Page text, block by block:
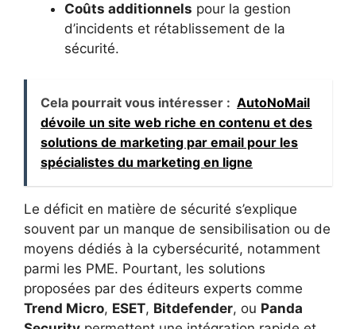
Coûts additionnels pour la gestion
d’incidents et rétablissement de la
sécurité.
Cela pourrait vous intéresser : AutoNoMail
dévoile un site web riche en contenu et des
solutions de marketing par email pour les
spécialistes du marketing en ligne
Le déficit en matière de sécurité s’explique
souvent par un manque de sensibilisation ou de
moyens dédiés à la cybersécurité, notamment
parmi les PME. Pourtant, les solutions
proposées par des éditeurs experts comme
Trend Micro, ESET, Bitdefender, ou Panda